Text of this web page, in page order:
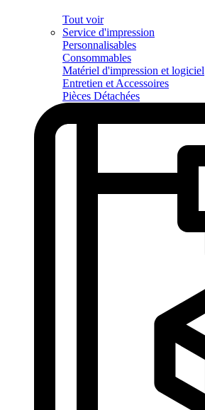
Tout voir
Service d'impression
Personnalisables
Consommables
Matériel d'impression et logiciel
Entretien et Accessoires
Pièces Détachées